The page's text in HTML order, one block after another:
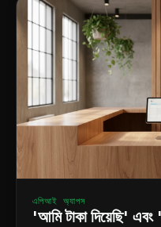
এপিআই অ্যাপস
'আমি টাকা দিয়েছি'